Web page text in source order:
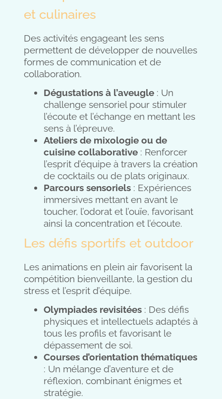
et culinaires
Des activités engageant les sens
permettent de développer de nouvelles
formes de communication et de
collaboration.
Dégustations à l’aveugle : Un
challenge sensoriel pour stimuler
l’écoute et l’échange en mettant les
sens à l’épreuve.
Ateliers de mixologie ou de
cuisine collaborative : Renforcer
l’esprit d’équipe à travers la création
de cocktails ou de plats originaux.
Parcours sensoriels : Expériences
immersives mettant en avant le
toucher, l’odorat et l’ouïe, favorisant
ainsi la concentration et l’écoute.
Les défis sportifs et outdoor
Les animations en plein air favorisent la
compétition bienveillante, la gestion du
stress et l’esprit d’équipe.
Olympiades revisitées : Des défis
physiques et intellectuels adaptés à
tous les profils et favorisant le
dépassement de soi.
Courses d’orientation thématiques
: Un mélange d’aventure et de
réflexion, combinant énigmes et
stratégie.